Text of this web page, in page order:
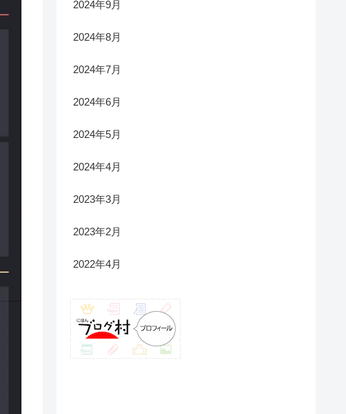
2024年9月
2024年8月
2024年7月
2024年6月
2024年5月
2024年4月
2023年3月
2023年2月
2022年4月